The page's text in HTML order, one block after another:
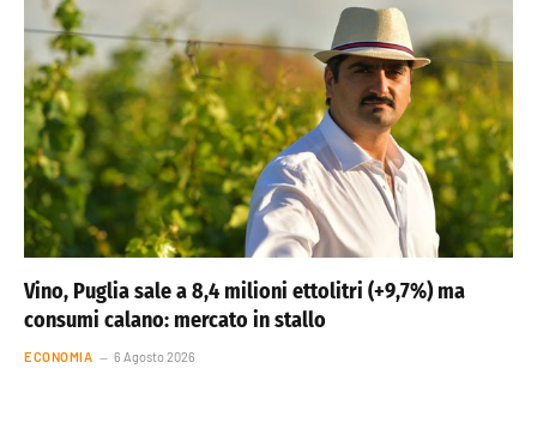
Vino, Puglia sale a 8,4 milioni ettolitri (+9,7%) ma
consumi calano: mercato in stallo
ECONOMIA 6 Agosto 2026